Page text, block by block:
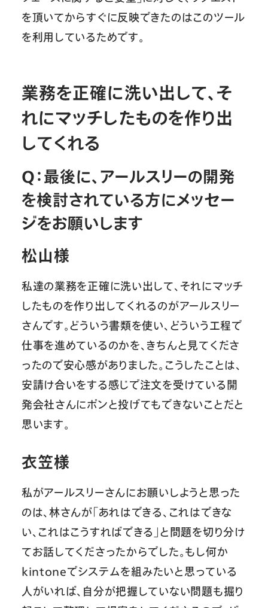
を頂いてからすぐに反映できたのはこのツール
を利用しているためです。
業務を正確に洗い出して、そ
れにマッチしたものを作り出
してくれる
Q：最後に、アールスリーの開発
を検討されている方にメッセー
ジをお願いします
松山様
私達の業務を正確に洗い出して、それにマッチ
したものを作り出してくれるのがアールスリー
さんです。どういう書類を使い、どういう工程で
仕事を進めているのかを、きちんと見てくださ
ったので安心感がありました。こうしたことは、
安請け合いをする感じで注文を受けている開
発会社さんにポンと投げてもできないことだと
思います。
衣笠様
私がアールスリーさんにお願いしようと思った
のは、林さんが「あれはできる、これはできな
い、これはこうすればできる」と問題を切り分け
てお話してくださったからでした。もし何か
kintoneでシステムを組みたいと思っている
人がいれば、自分が把握していない問題も掘り